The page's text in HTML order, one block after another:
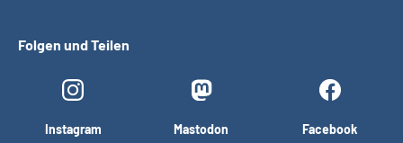
Folgen und Teilen
Instagram Mastodon Facebook